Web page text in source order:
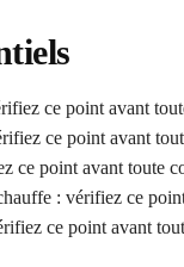
ce point avant
ce point avant
ce point avant toute
: vérifiez ce
ce point avant